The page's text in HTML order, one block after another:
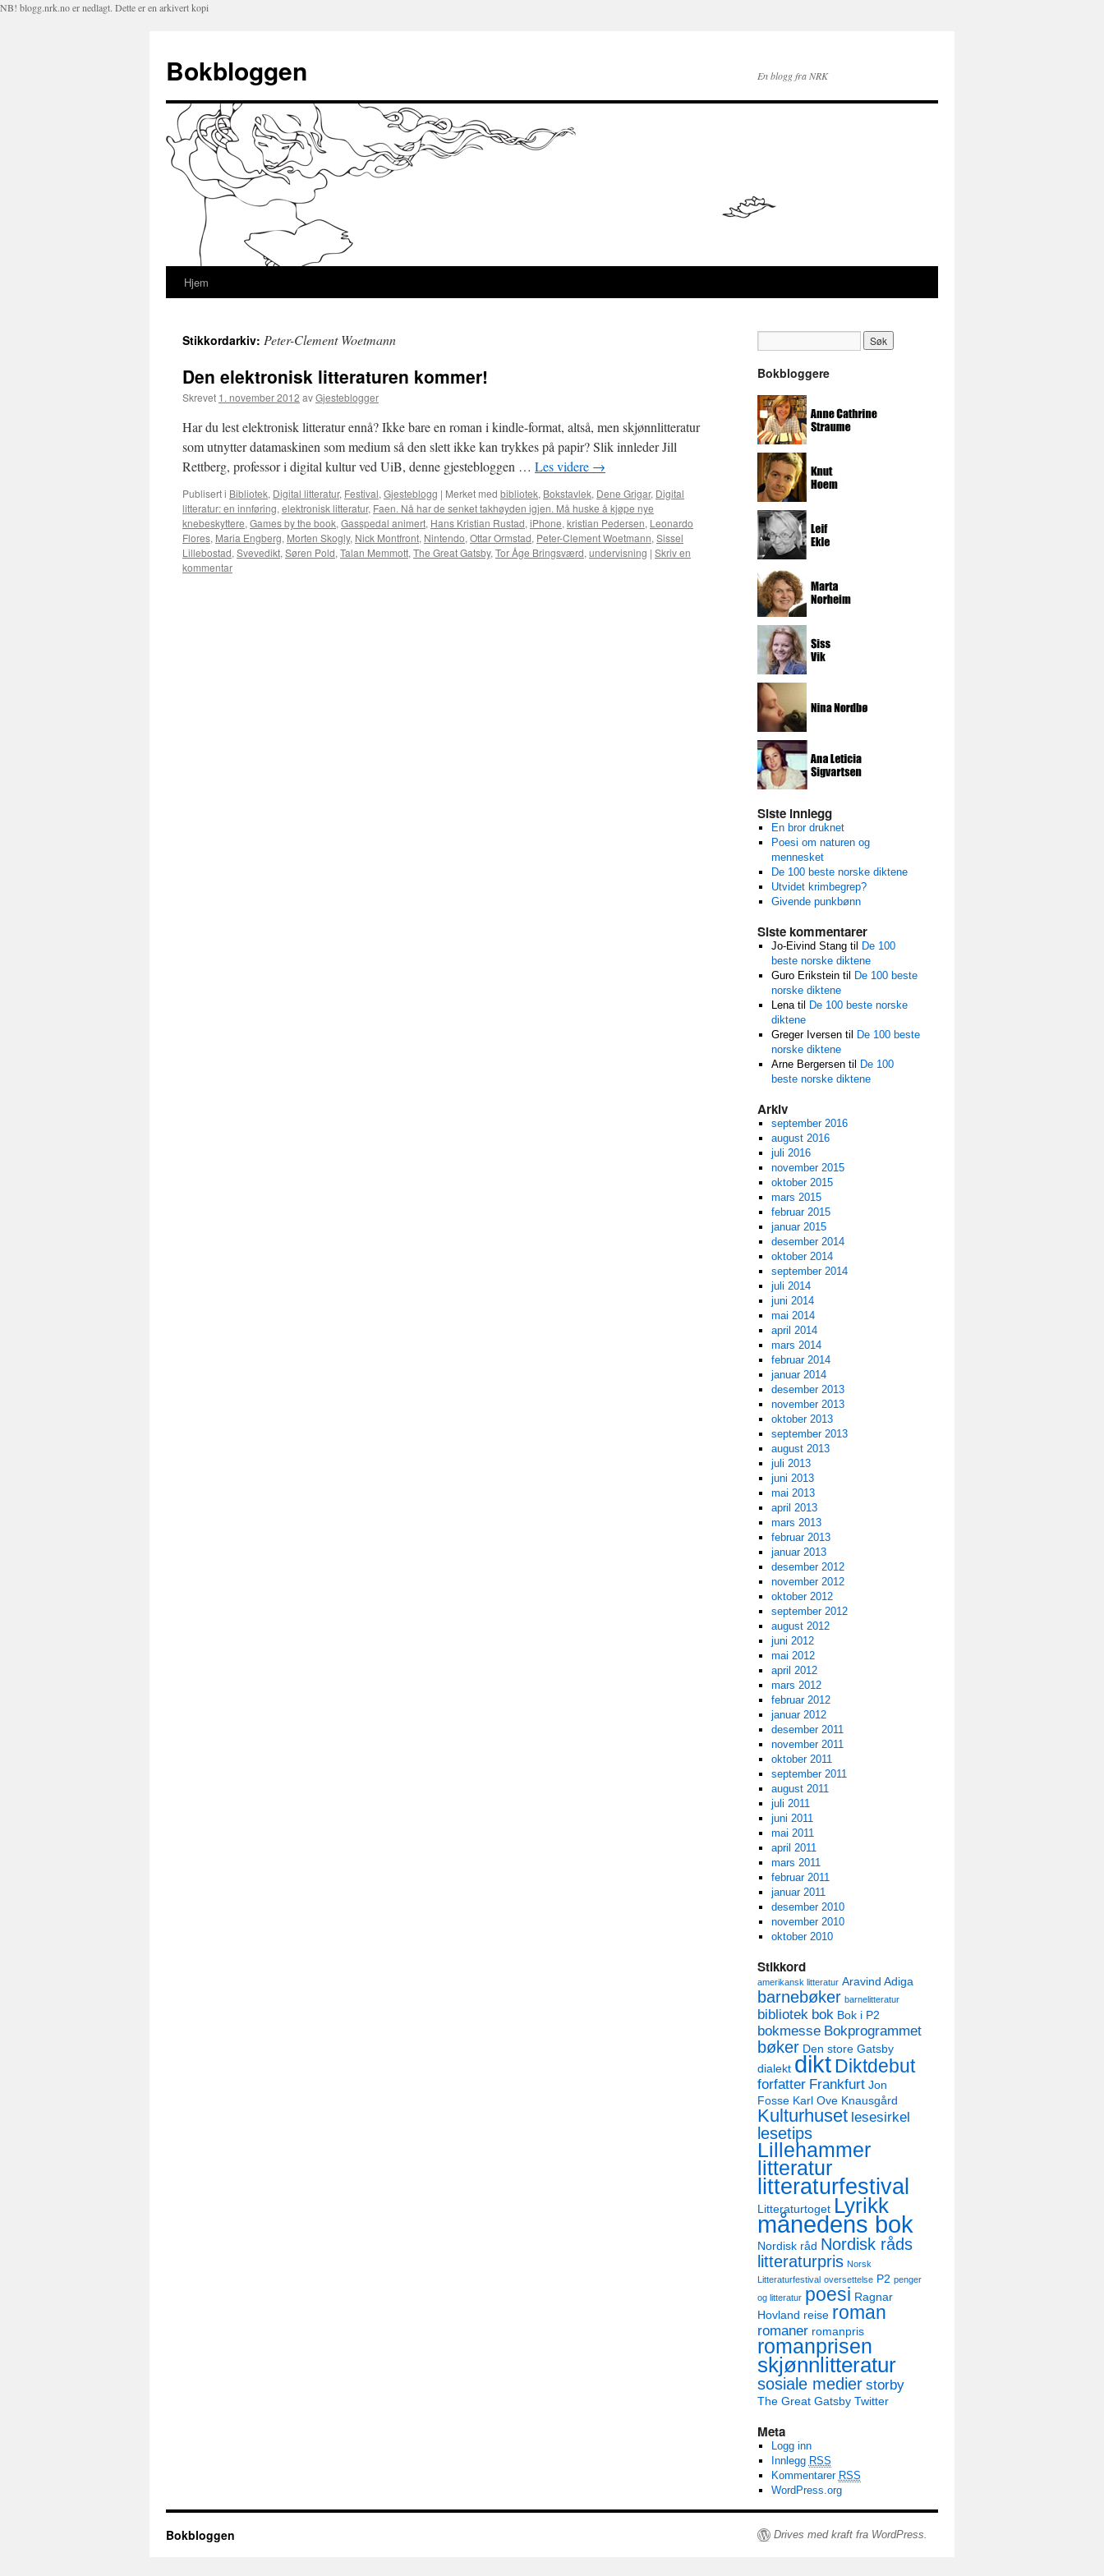
NB! blogg.nrk.no er nedlagt. Dette er en arkivert kopi
Bokbloggen En blogg fra NRK
Hopp
innhold
Hjem
Stikkordarkiv: Peter-Clement Woetmann
Den elektronisk litteraturen kommer!
Skrevet 1. november 2012 avGjesteblogger
Har du lest elektronisk litteratur ennå? Ikke bare en roman i kindle-format, altså, men skjønnlitteratur
som utnytter datamaskinen som medium så den slett ikke kan trykkes på papir? Slik innleder Jill
Rettberg, professor i digital kultur ved UiB, denne gjestebloggen … Les videre →
Publisert i Bibliotek, Digital litteratur, Festival, Gjesteblogg | Merket med bibliotek, Bokstavlek, Dene Grigar, Digital
litteratur: en innføring, elektronisk litteratur, Faen. Nå har de senket takhøyden igjen. Må huske å kjøpe nye
knebeskyttere, Games by the book, Gasspedal animert, Hans Kristian Rustad, iPhone, kristian Pedersen, Leonardo
Flores, Maria Engberg, Morten Skogly, Nick Montfront, Nintendo, Ottar Ormstad, Peter-Clement Woetmann, Sissel
Lillebostad, Svevedikt, Søren Pold, Talan Memmott, The Great Gatsby, Tor Åge Bringsværd, undervisning | Skriv en
kommentar
Bokbloggere
Siste innlegg
En bror druknet
Poesi om naturen og
mennesket
De 100 beste norske diktene
Utvidet krimbegrep?
Givende punkbønn
Siste kommentarer
Jo-Eivind Stangtil
De 100
beste norske diktene
Guro Eriksteintil
De 100 beste
norske diktene
Lenatil
De 100 beste norske
diktene
Greger Iversentil
De 100 beste
norske diktene
Arne Bergersentil
De 100
beste norske diktene
Arkiv
september 2016
august 2016
juli 2016
november 2015
oktober 2015
mars 2015
februar 2015
januar 2015
desember 2014
oktober 2014
september 2014
juli 2014
juni 2014
mai 2014
april 2014
mars 2014
februar 2014
januar 2014
desember 2013
november 2013
oktober 2013
september 2013
august 2013
juli 2013
juni 2013
mai 2013
april 2013
mars 2013
februar 2013
januar 2013
desember 2012
november 2012
oktober 2012
september 2012
august 2012
juni 2012
mai 2012
april 2012
mars 2012
februar 2012
januar 2012
desember 2011
november 2011
oktober 2011
september 2011
august 2011
juli 2011
juni 2011
mai 2011
april 2011
mars 2011
februar 2011
januar 2011
desember 2010
november 2010
oktober 2010
Stikkord
amerikansk litteratur Aravind Adiga
barnebøker barnelitteratur
bibliotek bok Bok i P2
bokmesse Bokprogrammet
bøker Den store Gatsby
dialekt diktDiktdebut
forfatter Frankfurt Jon
Fosse Karl Ove Knausgård
Kulturhuset lesesirkel
lesetips
Lillehammer
litteratur
litteraturfestival
Litteraturtoget Lyrikk
månedens bok
Nordisk råd Nordisk råds
litteraturpris Norsk
Litteraturfestival oversettelse P2 penger
og litteratur poesi Ragnar
Hovland reise roman
romaner romanpris
romanprisen
skjønnlitteratur
sosiale medier storby
The Great Gatsby Twitter
Meta
Logg inn
Innlegg RSS
Kommentarer RSS
WordPress.org
Bokbloggen Drives med kraft fra WordPress.